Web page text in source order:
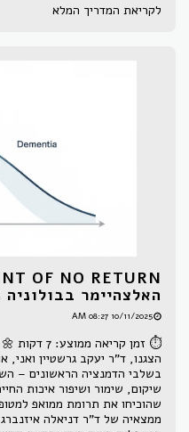
לקריאת המדריך המלא
האלצהיימר בבולוניה 2025
10/11/2025 08:27 AM
⏱ זמן
הצגנו, ד"ר יעקב גרשטיין
בשלבי הדמנציה הראשונים –
שיקום, שימור ושיפור איכות
שהוכיחו את תרומת ממואפ
ממצאיה של ד"ר דניאלה